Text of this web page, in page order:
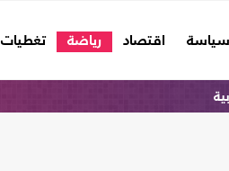
سياسة اقتصاد رياضة تغطيات